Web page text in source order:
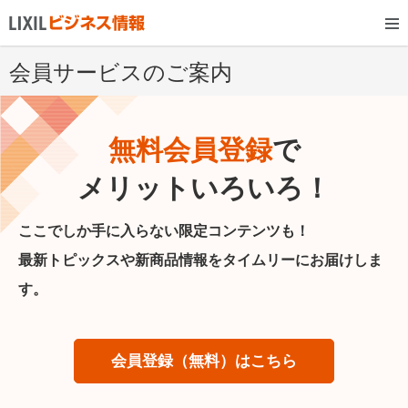
会員サービスのご案内
無料会員登録で
メリットいろいろ！
ここでしか手に入らない限定コンテンツも！
最新トピックスや新商品情報をタイムリーにお届けしま
す。
会員登録（無料）はこちら